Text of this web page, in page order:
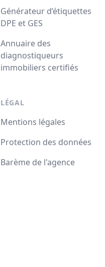
Générateur d’étiquettes
DPE et GES
Annuaire des
diagnostiqueurs
immobiliers certifiés
LÉGAL
Mentions légales
Protection des données
Barème de l'agence